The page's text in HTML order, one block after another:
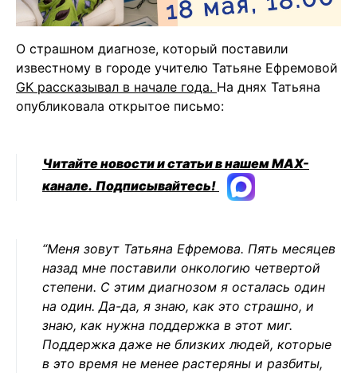
О страшном диагнозе, который поставили
известному в городе учителю Татьяне Ефремовой
GK рассказывал в начале года. На днях Татьяна
опубликовала открытое письмо:
Читайте новости и статьи в нашем MAX-
канале. Подписывайтесь!
“Меня зовут Татьяна Ефремова. Пять месяцев
назад мне поставили онкологию четвертой
степени. С этим диагнозом я осталась один
на один. Да-да, я знаю, как это страшно, и
знаю, как нужна поддержка в этот миг.
Поддержка даже не близких людей, которые
в это время не менее растеряны и разбиты,